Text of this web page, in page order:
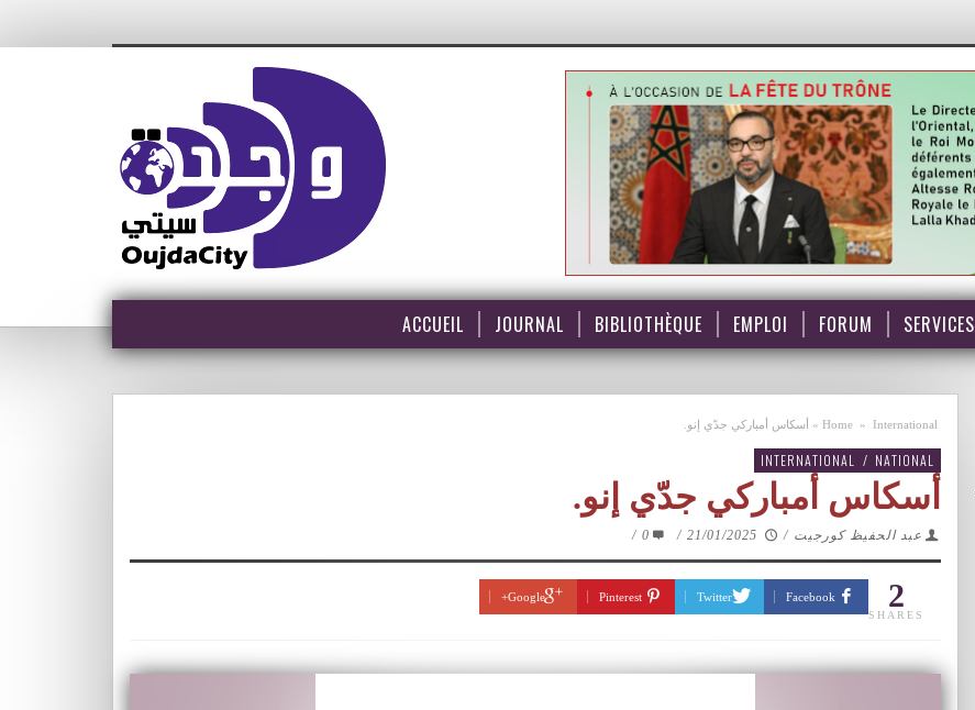
ACCUEIL JOURNAL BIBLIOTHÈQUE EMPLOI FORUM SERVICES
Home » International
» أسكاس أمباركي جدّي إنو.
INTERNATIONAL / NATIONAL
أسكاس أمباركي جدّي إنو.
عبد الحفيظ كورجيت /
21/01/2025
/
0
/
2
SHARES
Facebook
Twitter
Pinterest
Google+